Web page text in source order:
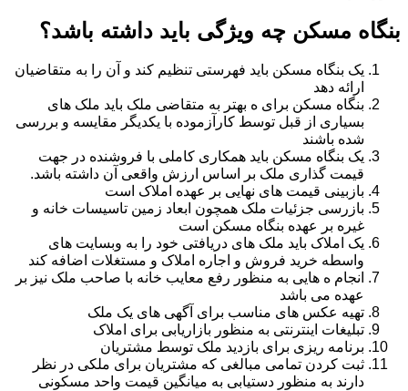
بنگاه مسکن چه ویژگی باید داشته باشد؟
یک بنگاه مسکن باید فهرستی تنظیم کند و آن را به متقاضیان
ارائه دهد
بنگاه مسکن برای ه بهتر به متقاضی ملک باید ملک های
بسیاری از قبل توسط کارآزموده با یکدیگر مقایسه و بررسی
شده باشند
یک بنگاه مسکن باید همکاری کاملی با فروشنده در جهت
قیمت گذاری ملک بر اساس ارزش واقعی آن داشته باشد.
بازبینی قیمت های نهایی بر عهده املاک است
بازرسی جزئیات ملک همچون ابعاد زمین تاسیسات خانه و
غیره بر عهده بنگاه مسکن است
یک املاک باید ملک های دریافتی خود را به وبسایت های
واسطه خرید فروش و اجاره املاک و مستغلات اضافه کند
انجام ه هایی به منظور رفع معایب خانه با صاحب ملک نیز بر
عهده می باشد
تهیه عکس های مناسب برای آگهی های یک ملک
تبلیغات اینترنتی به منظور بازاریابی برای املاک
برنامه ریزی برای بازدید ملک توسط مشتریان
ثبت کردن تمامی مبالغی که مشتریان برای ملکی در نظر
دارند به منظور دستیابی به میانگین قیمت واحد مسکونی